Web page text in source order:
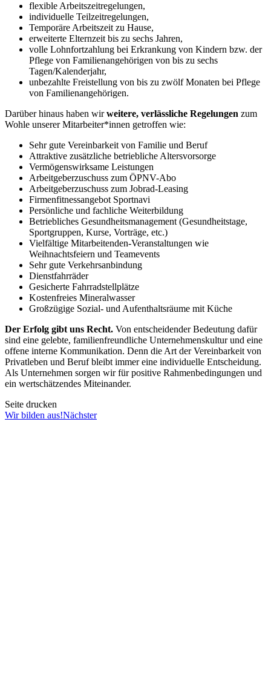
flexible Arbeitszeitregelungen,
individuelle Teilzeitregelungen,
Temporäre Arbeitszeit zu Hause,
erweiterte Elternzeit bis zu sechs Jahren,
volle Lohnfortzahlung bei Erkrankung von Kindern bzw. der
Pflege von Familienangehörigen von bis zu sechs
Tagen/Kalenderjahr,
unbezahlte Freistellung von bis zu zwölf Monaten bei Pflege
von Familienangehörigen.
Darüber hinaus haben wirweitere, verlässliche Regelungen zum
Wohle unserer Mitarbeiter*innen getroffen wie:
Sehr gute Vereinbarkeit von Familie und Beruf
Attraktive zusätzliche betriebliche Altersvorsorge
Vermögenswirksame Leistungen
Arbeitgeberzuschuss zum ÖPNV-Abo
Arbeitgeberzuschuss zum Jobrad-Leasing
Firmenfitnessangebot Sportnavi
Persönliche und fachliche Weiterbildung
Betriebliches Gesundheitsmanagement (Gesundheitstage,
Sportgruppen, Kurse, Vorträge, etc.)
Vielfältige Mitarbeitenden-Veranstaltungen wie
Weihnachtsfeiern und Teamevents
Sehr gute Verkehrsanbindung
Dienstfahrräder
Gesicherte Fahrradstellplätze
Kostenfreies Mineralwasser
Großzügige Sozial- und Aufenthaltsräume mit Küche
Der Erfolg gibt uns Recht. Von entscheidender Bedeutung dafür
sind eine gelebte, familienfreundliche Unternehmenskultur und eine
offene interne Kommunikation. Denn die Art der Vereinbarkeit von
Privatleben und Beruf bleibt immer eine individuelle Entscheidung.
Als Unternehmen sorgen wir für positive Rahmenbedingungen und
ein wertschätzendes Miteinander.
Seite drucken
Wir bilden aus!Nächster